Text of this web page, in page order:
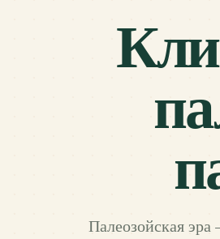
Палеозойская эра